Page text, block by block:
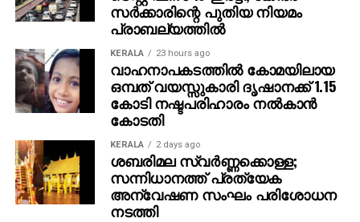
വേദിയെ ധന്യമാക്കി. ഐമാക്‌സിലാണ് ചിത്രം
ഒരുങ്ങുന്നത് എന്നതിനാല്‍ തന്നെ തിയേറ്ററുകളില്‍
ഗംഭീരമായ കാഴ്ചാനുഭൂതി
സമ്മാനിക്കുമെന്നുറപ്പാണ്.ബാഹുബലിയും ആർ ആർ
ആറും ഒരുക്കിയ രാജമൗലിയുടെ ബ്രഹ്മാണ്ഡ ചിത്രം
വാരണാസി 2027ൽ തിയേറ്ററുകളിലേക്കെത്തും. പി ആർ
ഓ ആൻഡ് മാർക്കറ്റിംഗ് സ്ട്രാറ്റജിസ്റ്റ് : പ്രതീഷ് ശേഖർ.
സര്‍ക്കാരിന്റെ പുതിയ നിയമം
പ്രാബല്യത്തില്‍
KERALA 23 hours ago
വാഹനാപകടത്തില്‍ കോമയിലായ
ഒമ്പത് വയസ്സുകാരി ദൃഷാനക്ക് 1.15
കോടി നഷ്ടപരിഹാരം നല്‍കാന്‍
കോടതി
KERALA 2 days ago
ശബരിമല സ്വര്‍ണ്ണക്കൊള്ള;
സന്നിധാനത്ത് പ്രത്യേക
അന്വേഷണ സംഘം പരിശോധന
നടത്തി